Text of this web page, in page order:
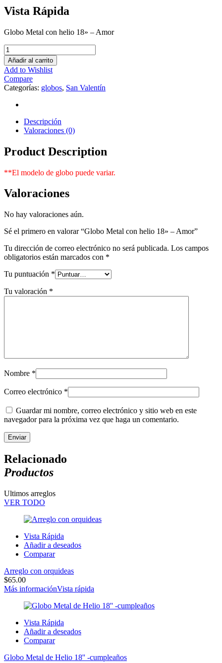
Vista Rápida
Globo Metal con helio 18» – Amor
Añadir al carrito
Add to Wishlist
Compare
Categorías: globos, San Valentín
Descripción
Valoraciones (0)
Product Description
**El modelo de globo puede variar.
Valoraciones
No hay valoraciones aún.
Sé el primero en valorar “Globo Metal con helio 18» – Amor”
Tu dirección de correo electrónico no será publicada. Los campos
obligatorios están marcados con *
Tu puntuación *
Tu valoración *
Nombre *
Correo electrónico *
Guardar mi nombre, correo electrónico y sitio web en este
navegador para la próxima vez que haga un comentario.
Relacionado
Productos
Ultimos arreglos
VER TODO
Vista Rápida
Añadir a deseados
Comparar
Arreglo con orquideas
$65.00
Más informaciónVista rápida
Vista Rápida
Añadir a deseados
Comparar
Globo Metal de Helio 18'' -cumpleaños